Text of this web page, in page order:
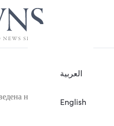
العربية
English
на русский язык.